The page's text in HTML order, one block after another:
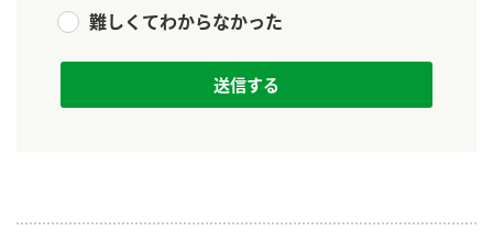
スペシャルサイト
おいしさと健康への取り組み
よくあるご質問
お問い合わせ
難しくてわからなかった